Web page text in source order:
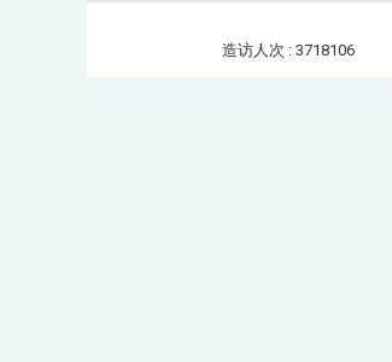
造访人次 : 3718106